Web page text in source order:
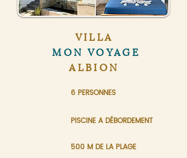
VILLA
MON VOYAGE
ALBION
6 PERSONNES
PISCINE A DÉBORDEMENT
500 M DE LA PLAGE